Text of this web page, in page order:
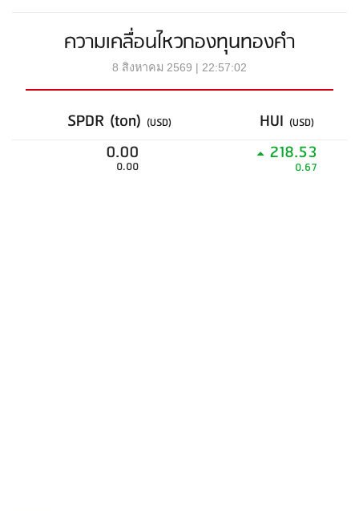
ความเคลื่อนไหวกองทุนทองคำ
8 สิงหาคม 2569 | 22:57:02
SPDR (ton) (USD) HUI (USD)
0.00
0.00
218.53
0.67